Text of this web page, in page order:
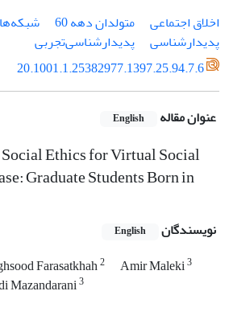
اخلاق اجتماعی
متولدان دهه 60
پدیدارشناسی
پدیدارشناسی­‌تجربی
20.1001.1.25382977.1397.25.94.7.6
عنوان مقاله English
Ethics for Virtual Social
Graduate Students Born in
نویسندگان English
Farasatkhah2 Amir Maleki3
Mazandarani3